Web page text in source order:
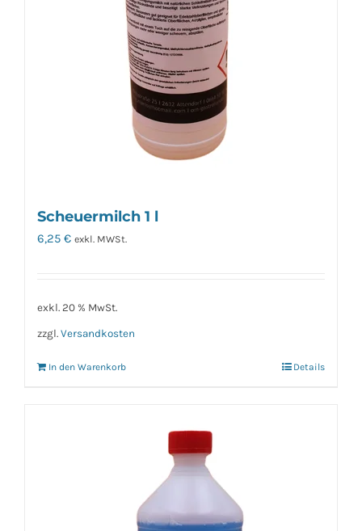
Scheuermilch 1 l
6,25 € exkl. MWSt.
exkl. 20 % MwSt.
zzgl. Versandkosten
In den Warenkorb Details